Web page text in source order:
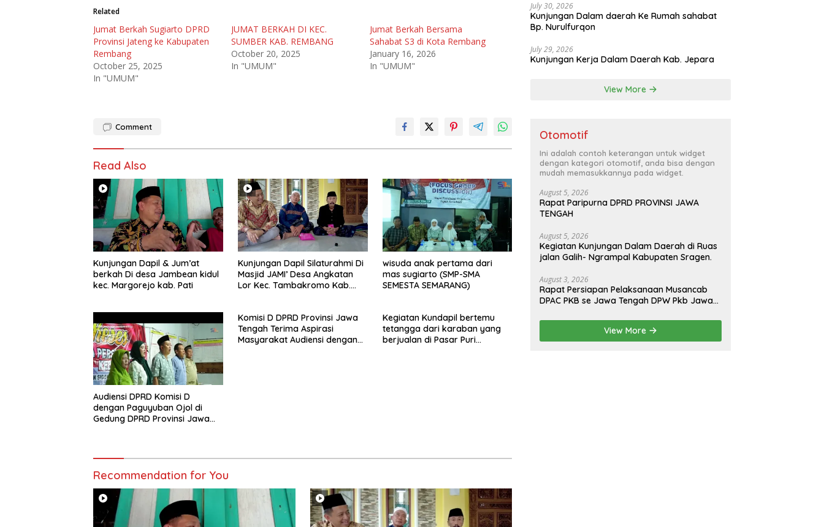
Related
Jumat Berkah Sugiarto DPRD
Provinsi Jateng ke Kabupaten
Rembang
October 25, 2025
In "UMUM"
JUMAT BERKAH DI KEC.
SUMBER KAB. REMBANG
October 20, 2025
In "UMUM"
Jumat Berkah Bersama
Sahabat S3 di Kota Rembang
January 16, 2026
In "UMUM"
Comment
Read Also
Kunjungan Dapil & Jum’at
berkah Di desa Jambean kidul
kec. Margorejo kab. Pati
Kunjungan Dapil Silaturahmi Di
Masjid JAMI’ Desa Angkatan
Lor Kec. Tambakromo Kab.
wisuda anak pertama dari
mas sugiarto (SMP-SMA
SEMESTA SEMARANG)
Audiensi DPRD Komisi D
dengan Paguyuban Ojol di
Gedung DPRD Provinsi Jawa
Komisi D DPRD Provinsi Jawa
Tengah Terima Aspirasi
Masyarakat Audiensi dengan
Kegiatan Kundapil bertemu
tetangga dari karaban yang
berjualan di Pasar Puri
Recommendation for You
July 30, 2026
Kunjungan Dalam daerah Ke Rumah sahabat
Bp. Nurulfurqon
July 29, 2026
Kunjungan Kerja Dalam Daerah Kab. Jepara
View More
Otomotif
Ini adalah contoh keterangan untuk widget
dengan kategori otomotif, anda bisa dengan
mudah memasukkannya pada widget.
August 5, 2026
Rapat Paripurna DPRD PROVINSI JAWA
TENGAH
August 5, 2026
Kegiatan Kunjungan Dalam Daerah di Ruas
jalan Galih- Ngrampal Kabupaten Sragen.
August 3, 2026
Rapat Persiapan Pelaksanaan Musancab
DPAC PKB se Jawa Tengah DPW Pkb Jawa
View More